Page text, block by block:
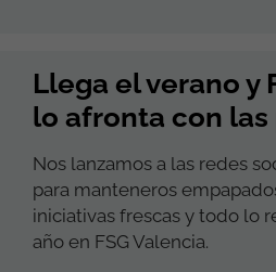
Llega el verano y
lo afronta con las
Nos lanzamos a las redes
para manteneros
iniciativas frescas y todo lo
año en FSG Valencia.